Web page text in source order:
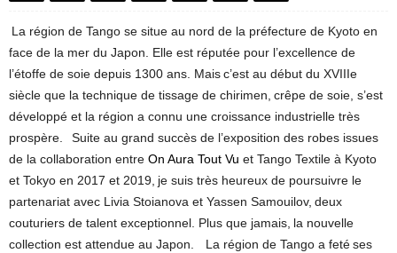
La région de Tango se situe au nord de la préfecture de Kyoto en
face de la mer du Japon. Elle est réputée pour l’excellence de
l’étoffe de soie depuis 1300 ans. Mais c’est au début du XVIIIe
siècle que la technique de tissage de chirimen, crêpe de soie, s’est
développé et la région a connu une croissance industrielle très
prospère. Suite au grand succès de l’exposition des robes issues
de la collaboration entre On Aura Tout Vu et Tango Textile à Kyoto
et Tokyo en 2017 et 2019, je suis très heureux de poursuivre le
partenariat avec Livia Stoianova et Yassen Samouilov, deux
couturiers de talent exceptionnel. Plus que jamais, la nouvelle
collection est attendue au Japon. La région de Tango a feté ses